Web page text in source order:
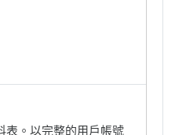
表。以完整的用戶帳號